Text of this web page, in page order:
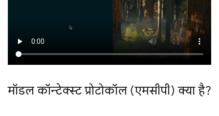
मॉडल कॉन्टेक्स्ट प्रोटोकॉल (एमसीपी) क्या है?